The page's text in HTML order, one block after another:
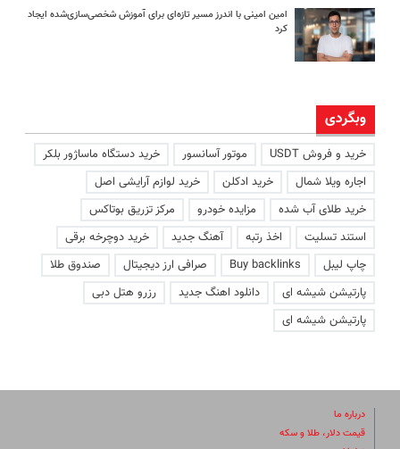
امین امینی با اندرز مسیر تازه‌ای برای آموزش شخصی‌سازی‌شده ایجاد
کرد
وبگردی
خرید و فروش USDT موتور آسانسور
خرید دستگاه ماساژور بلکر
اجاره ویلا شمال
خرید ادکلن
خرید لوازم آرایشی اصل
خرید طلای آب شده
مزایده خودرو
مرکز تزریق بوتاکس
استند تسلیت
اخذ رتبه آهنگ جدید
خرید دوچرخه برقی
چاپ لیبل
Buy backlinks صرافی ارز دیجیتال
صندوق طلا
پارتیشن شیشه ای
دانلود اهنگ جدید
رزرو هتل دبی
پارتیشن شیشه ای
درباره ما
قیمت دلار، طلا و سکه